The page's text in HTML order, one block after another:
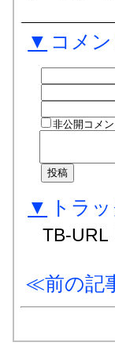
▼ コメン
非公開コメン
▼ トラ
TB-URL
前の記